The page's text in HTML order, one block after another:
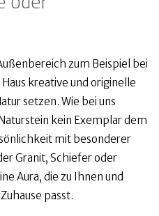
zum Beispiel bei
kreative und originelle
setzen. Wie bei uns
kein Exemplar dem
mit besonderer
Granit, Schiefer oder
Aura, die zu Ihnen und
passt.